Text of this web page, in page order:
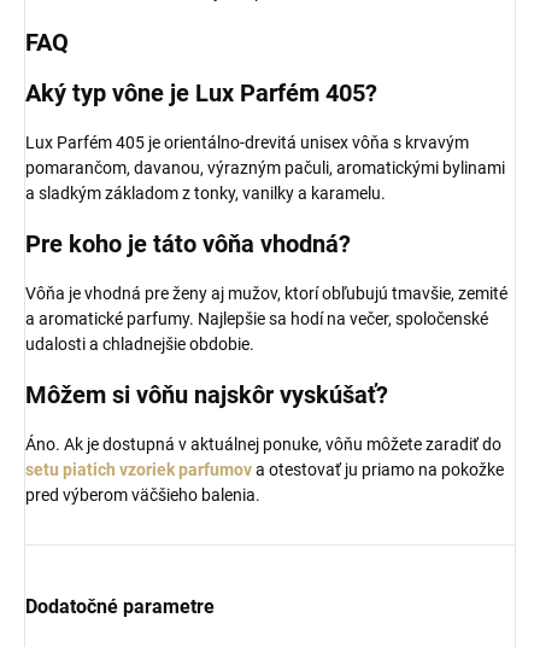
FAQ
Aký typ vône je Lux Parfém 405?
Lux Parfém 405 je orientálno-drevitá unisex vôňa s krvavým
pomarančom, davanou, výrazným pačuli, aromatickými bylinami
a sladkým základom z tonky, vanilky a karamelu.
Pre koho je táto vôňa vhodná?
Vôňa je vhodná pre ženy aj mužov, ktorí obľubujú tmavšie, zemité
a aromatické parfumy. Najlepšie sa hodí na večer, spoločenské
udalosti a chladnejšie obdobie.
Môžem si vôňu najskôr vyskúšať?
Áno. Ak je dostupná v aktuálnej ponuke, vôňu môžete zaradiť do
setu piatich vzoriek parfumova otestovať ju priamo na pokožke
pred výberom väčšieho balenia.
Dodatočné parametre